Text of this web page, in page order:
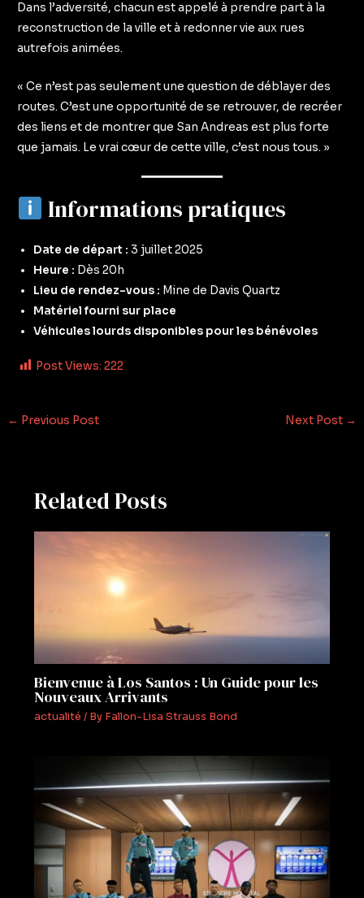
Dans l’adversité, chacun est appelé à prendre part à la
reconstruction de la ville et à redonner vie aux rues
autrefois animées.
« Ce n’est pas seulement une question de déblayer des
routes. C’est une opportunité de se retrouver, de recréer
des liens et de montrer que San Andreas est plus forte
que jamais. Le vrai cœur de cette ville, c’est nous tous. »
Informations pratiques
Date de départ : 3 juillet 2025
Heure : Dès 20h
Lieu de rendez-vous : Mine de Davis Quartz
Matériel fourni sur place
Véhicules lourds disponibles pour les bénévoles
Post Views: 222
← Previous Post Next Post →
Related Posts
Bienvenue à Los Santos : Un Guide pour les
Nouveaux Arrivants
actualité / By Fallon-Lisa Strauss Bond